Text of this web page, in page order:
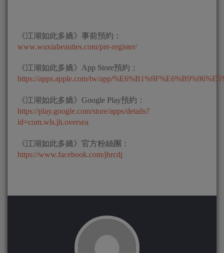
《江湖如此多嬌》事前預約：
www.wuxiabeauties.com/pre-register/
《江湖如此多嬌》App Store預約：
https://apps.apple.com/tw/app/
《江湖如此多嬌》Google Play預約：
https://play.google.com/store/apps/details?
id=com.wls.jh.oversea
《江湖如此多嬌》官方粉絲團：
https://www.facebook.com/jhrcdj